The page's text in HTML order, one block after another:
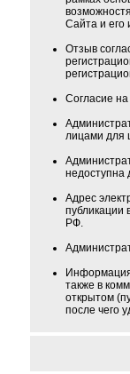
Сайта и его
Отзыв
Согласие
лицами для
недоступна
Адрес
публикации
РФ.
также в
открытом
после чего